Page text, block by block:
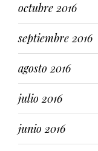
octubre 2016
septiembre 2016
agosto 2016
julio 2016
junio 2016